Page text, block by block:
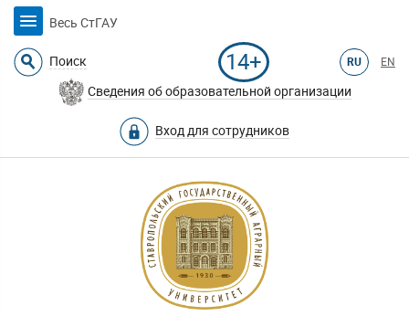
Весь СтГАУ
Поиск 14+ RU EN
Сведения об образовательной организации
Вход для сотрудников